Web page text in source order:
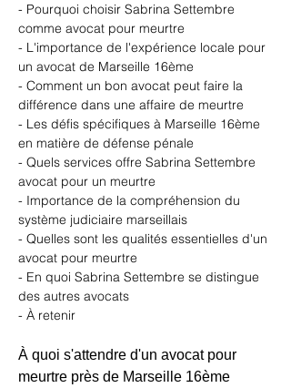
- Pourquoi choisir Sabrina Settembre
comme avocat pour meurtre
- L'importance de l'expérience locale pour
un avocat de Marseille 16ème
- Comment un bon avocat peut faire la
différence dans une affaire de meurtre
- Les défis spécifiques à Marseille 16ème
en matière de défense pénale
- Quels services offre Sabrina Settembre
avocat pour un meurtre
- Importance de la compréhension du
système judiciaire marseillais
- Quelles sont les qualités essentielles d'un
avocat pour meurtre
- En quoi Sabrina Settembre se distingue
des autres avocats
- À retenir
À quoi s'attendre d'un avocat pour
meurtre près de Marseille 16ème